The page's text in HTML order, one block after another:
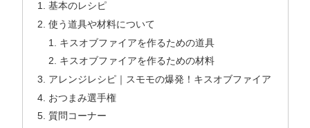
基本のレシピ
使う道具や材料について
キスオブファイアを作るための道具
キスオブファイアを作るための材料
アレンジレシピ｜スモモの爆発！キスオブファイア
おつまみ選手権
質問コーナー